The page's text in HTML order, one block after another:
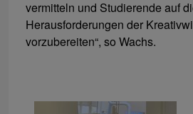
vermitteln und Studierende auf
Herausforderungen der
vorzubereiten“, so Wachs.